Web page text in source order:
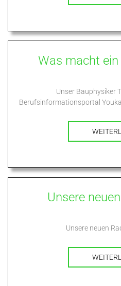
Was macht ein
Unser Bauphysiker
Berufsinformationsportal
Unsere
Unsere neuen